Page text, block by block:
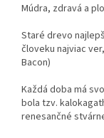
Múdra, zdravá a
Staré drevo
človeku najviac
Bacon)
Každá doba má
bola tzv.
renesančné